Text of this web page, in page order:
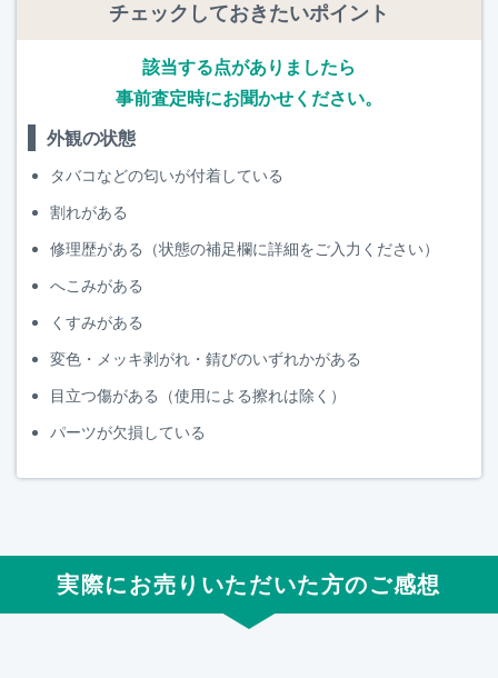
チェックしておきたいポイント
該当する点がありましたら
事前査定時にお聞かせください。
外観の状態
タバコなどの匂いが付着している
割れがある
修理歴がある（状態の補足欄に詳細をご入力ください）
へこみがある
くすみがある
変色・メッキ剥がれ・錆びのいずれかがある
目立つ傷がある（使用による擦れは除く）
パーツが欠損している
実際にお売りいただいた方のご感想